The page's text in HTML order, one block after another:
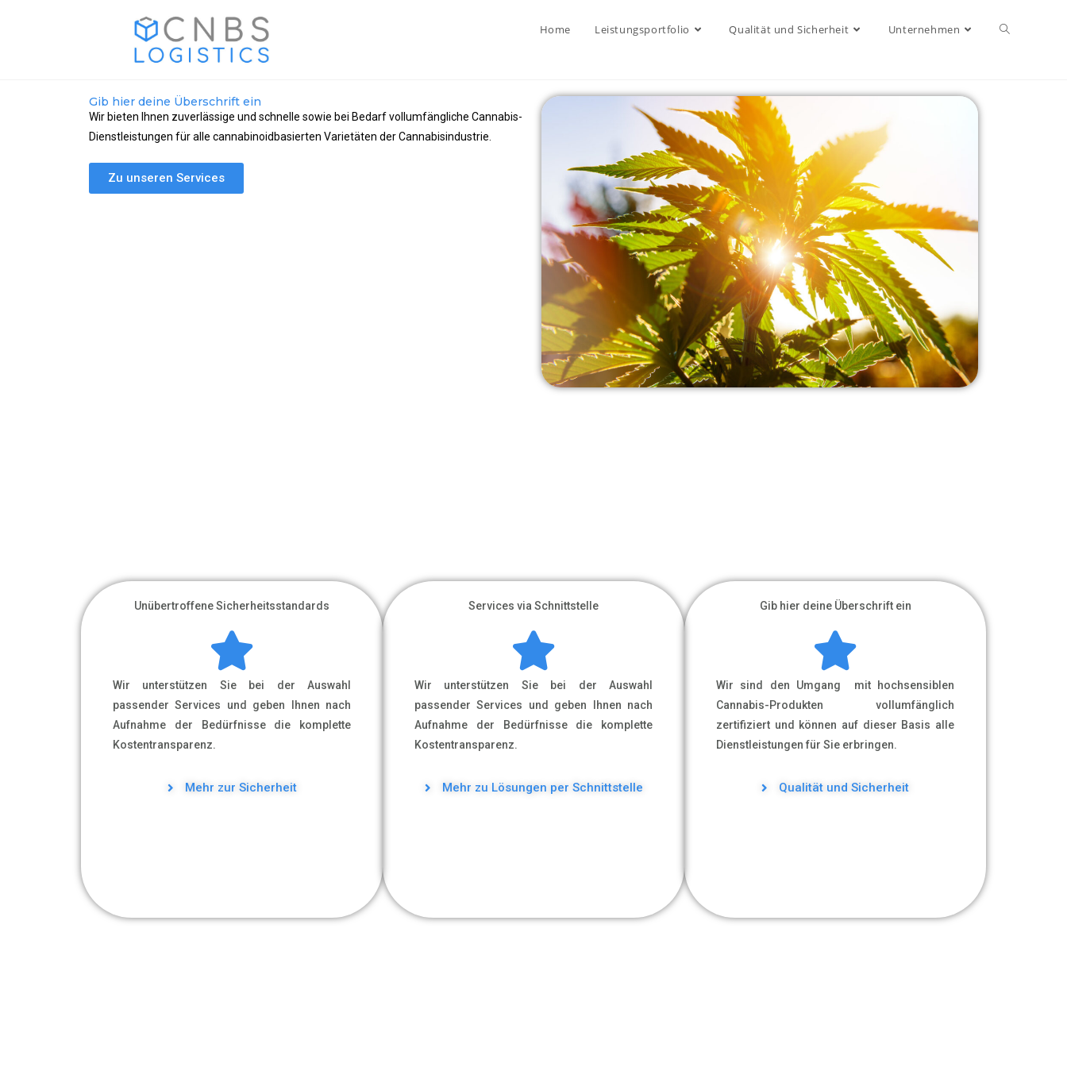
Home Leistungsportfolio Qualität und Sicherheit Unternehmen
Gib hier deine Überschrift ein
Wir bieten Ihnen zuverlässige und schnelle sowie bei Bedarf vollumfängliche Cannabis-
Dienstleistungen für alle cannabinoidbasierten Varietäten der Cannabisindustrie.
Zu unseren Services
Unübertroffene Sicherheitsstandards
Wir unterstützen Sie bei der Auswahl
passender Services und geben Ihnen nach
Aufnahme der Bedürfnisse die komplette
Kostentransparenz.
Mehr zur Sicherheit
Services via Schnittstelle
Wir unterstützen Sie bei der Auswahl
passender Services und geben Ihnen nach
Aufnahme der Bedürfnisse die komplette
Kostentransparenz.
Mehr zu Lösungen per Schnittstelle
Gib hier deine Überschrift ein
Wir sind den Umgang mit hochsensiblen
Cannabis-Produkten vollumfänglich
zertifiziert und können auf dieser Basis alle
Dienstleistungen für Sie erbringen.
Qualität und Sicherheit